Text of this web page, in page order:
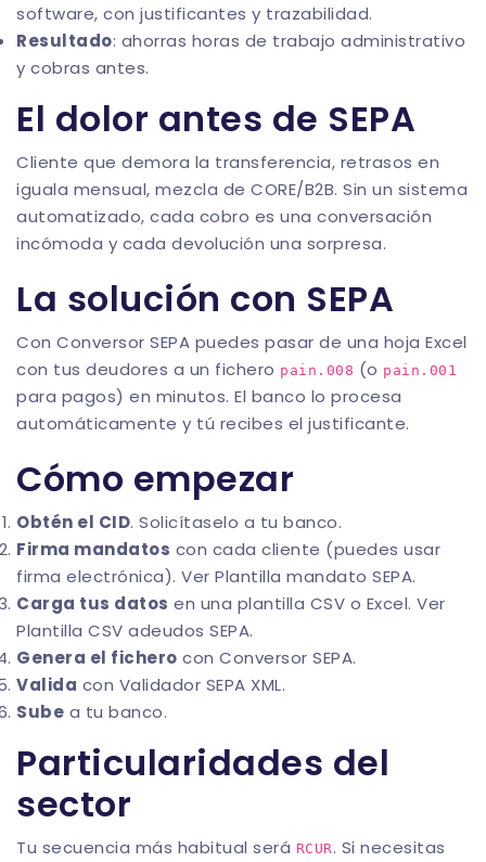
software, con justificantes y trazabilidad.
Resultado: ahorras horas de trabajo administrativo
y cobras antes.
El dolor antes de SEPA
Cliente que demora la transferencia, retrasos en
iguala mensual, mezcla de CORE/B2B. Sin un sistema
automatizado, cada cobro es una conversación
incómoda y cada devolución una sorpresa.
La solución con SEPA
Con Conversor SEPA puedes pasar de una hoja Excel
con tus deudores a un fichero pain.008 (o pain.001
para pagos) en minutos. El banco lo procesa
automáticamente y tú recibes el justificante.
Cómo empezar
Obtén el CID. Solicítaselo a tu banco.
Firma mandatos con cada cliente (puedes usar
firma electrónica). Ver Plantilla mandato SEPA.
Carga tus datos en una plantilla CSV o Excel. Ver
Plantilla CSV adeudos SEPA.
Genera el fichero con Conversor SEPA.
Valida con Validador SEPA XML.
Sube a tu banco.
Particularidades del
sector
Tu secuencia más habitual será RCUR. Si necesitas